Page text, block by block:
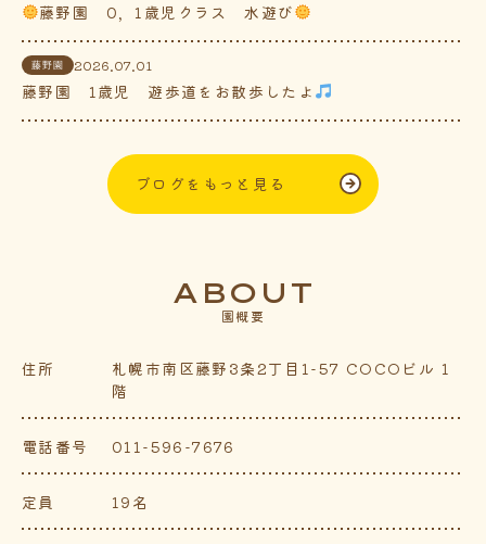
藤野園 0，1歳児クラス 水遊び
藤野園 2026.07.01
藤野園 1歳児 遊歩道をお散歩したよ
ブログをもっと見る
ABOUT
園概要
住所
札幌市南区藤野3条2丁目1-57 COCOビル 1
階
電話番号 011-596-7676
定員 19名